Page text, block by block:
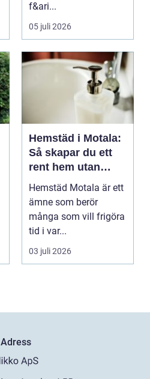
f&ari...
05 juli 2026
Hemstäd i Motala:
Så skapar du ett
rent hem utan
stress
Hemstäd Motala är ett
ämne som berör
många som vill frigöra
tid i var...
03 juli 2026
Adress